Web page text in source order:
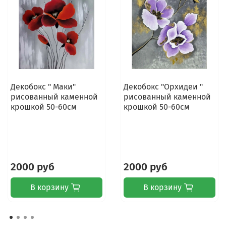
Декобокс " Маки"
рисованный каменной
крошкой 50-60см
2000 руб
В корзину
Декобокс "Орхидеи "
рисованный каменной
крошкой 50-60см
2000 руб
В корзину